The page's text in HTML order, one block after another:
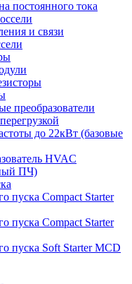
постоянного тока
и связи
преобразователи
до 22кВт (базовые
HVAC
ПЧ)
пуска Compact Starter
пуска Compact Starter
пуска Soft Starter MCD